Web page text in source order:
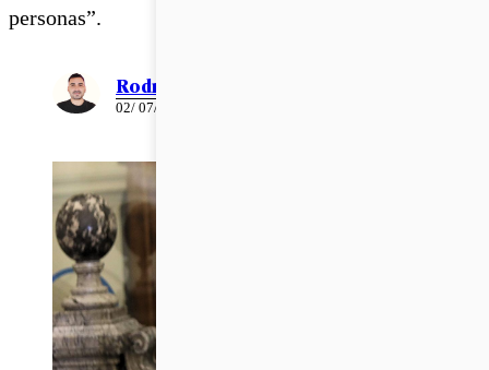
personas”.
Rodrigo León
02/ 07/ 2026